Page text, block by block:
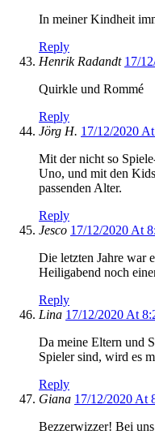
In meiner Kindheit
Reply
Henrik Radandt 17/
Quirkle und Rommé
Reply
Jörg H. 17/12/2020
Mit der nicht so
Uno, und mit den
passenden Alter.
Reply
Jesco 17/12/2020 At
Die letzten Jahre war
Heiligabend noch
Reply
Lina 17/12/2020 At
Da meine Eltern und
Spieler sind, wird es
Reply
Giana 17/12/2020 At
Bezzerwizzer! Bei